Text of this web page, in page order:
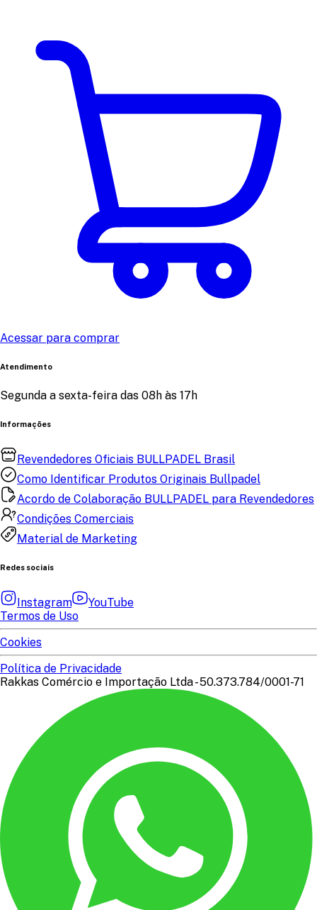
Acessar para comprar
Atendimento
Segunda a sexta-feira das 08h às 17h
Informações
Revendedores Oficiais BULLPADEL Brasil
Como Identificar Produtos Originais Bullpadel
Acordo de Colaboração BULLPADEL para Revendedores
Condições Comerciais
Material de Marketing
Redes sociais
Instagram
YouTube
Termos de Uso
Cookies
Política de Privacidade
Rakkas Comércio e Importação Ltda - 50.373.784/0001-71